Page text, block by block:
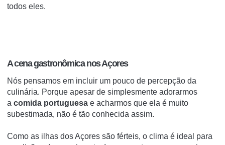
todos eles.
A cena gastronômica nos Açores
Nós pensamos em incluir um pouco de percepção da
culinária. Porque apesar de simplesmente adorarmos
a comida portuguesa e acharmos que ela é muito
subestimada, não é tão conhecida assim.
Como as ilhas dos Açores são férteis, o clima é ideal para